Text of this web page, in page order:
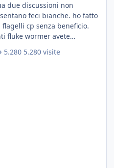
due discussioni non
feci bianche. ho fatto
cp senza beneficio.
fluke wormer avete
5.280 visite